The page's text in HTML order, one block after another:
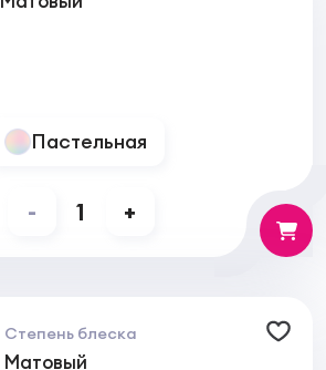
немедленно промыть теплой
водой и моющим средством
Базы 1 и 3: 0,9 л, 2,7 л, 9 л
Пастельная
- 1 +
Степень блеска
Матовый